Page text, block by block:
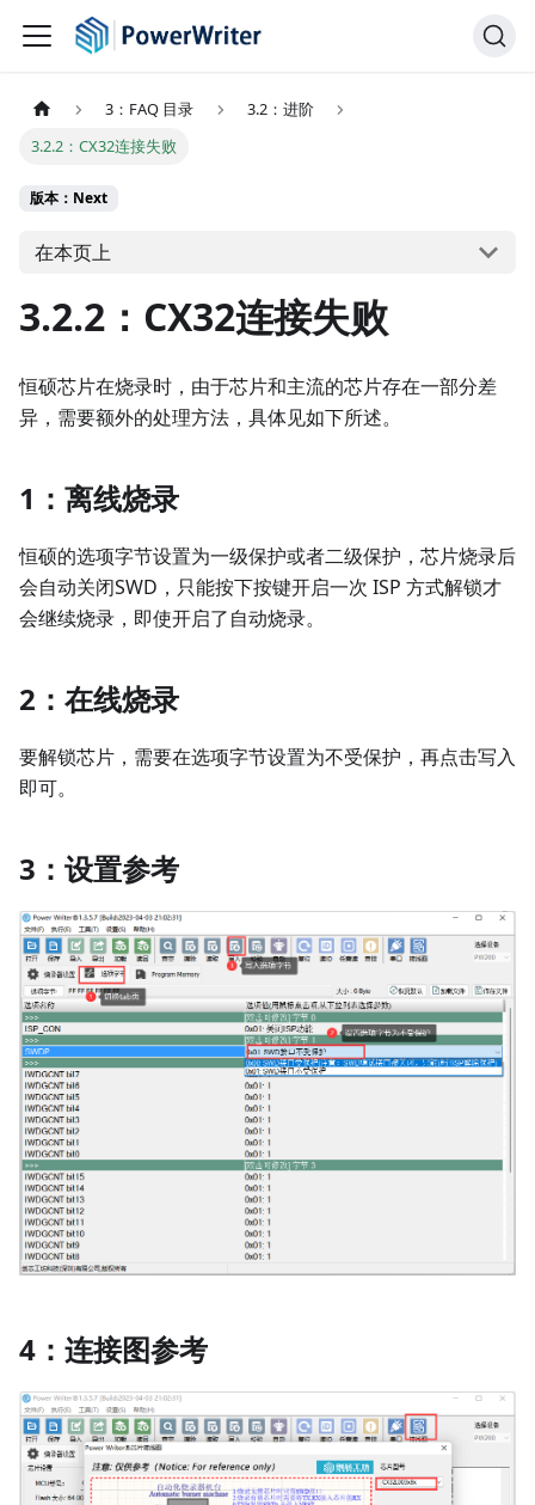
3：FAQ 目录
3.2：进阶
3.2.2：CX32连接失败
版本：Next
在本页上
3.2.2：CX32连接失败
恒硕芯片在烧录时，由于芯片和主流的芯片存在一部分差
异，需要额外的处理方法，具体见如下所述。
1：离线烧录
恒硕的选项字节设置为一级保护或者二级保护，芯片烧录后
会自动关闭SWD，只能按下按键开启一次 ISP 方式解锁才
会继续烧录，即使开启了自动烧录。
2：在线烧录
要解锁芯片，需要在选项字节设置为不受保护，再点击写入
即可。
3：设置参考
4：连接图参考